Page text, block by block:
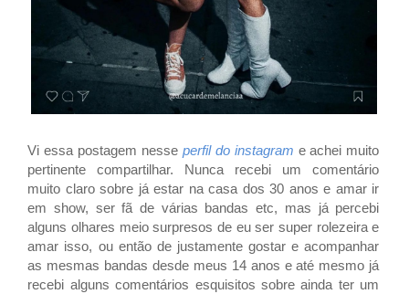
Vi essa postagem nesse perfil do instagram e achei muito
pertinente compartilhar. Nunca recebi um comentário
muito claro sobre já estar na casa dos 30 anos e amar ir
em show, ser fã de várias bandas etc, mas já percebi
alguns olhares meio surpresos de eu ser super rolezeira e
amar isso, ou então de justamente gostar e acompanhar
as mesmas bandas desde meus 14 anos e até mesmo já
recebi alguns comentários esquisitos sobre ainda ter um